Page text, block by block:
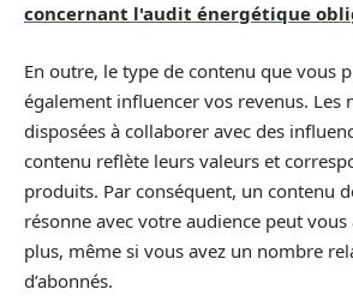
concernant l'audit énergétique
En outre, le type de contenu que vous
également influencer vos revenus. Les
disposées à collaborer avec des
contenu reflète leurs valeurs et
produits. Par conséquent, un contenu
résonne avec votre audience peut
plus, même si vous avez un nombre
d’abonnés.